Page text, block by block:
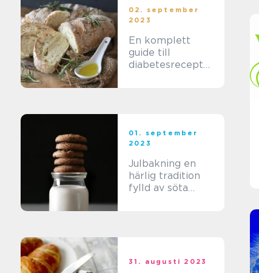
02. september
2023
En komplett
guide till
diabetesrecept
01. september
2023
Julbakning en
härlig tradition
fylld av söta
31. augusti 2023